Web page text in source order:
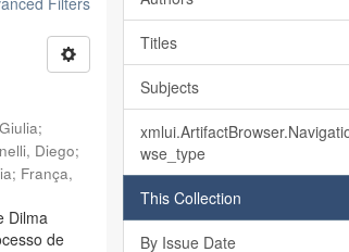
;
Diego;
; França,
Dilma
de
Titles
Subjects
wse_type
This Collection
By Issue Date